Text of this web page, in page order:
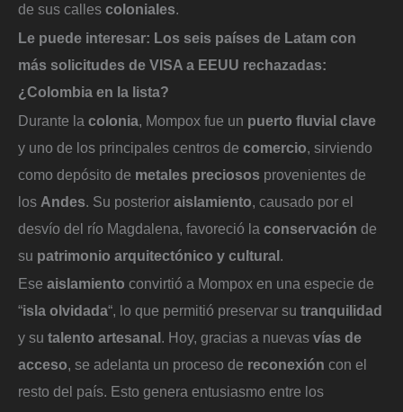
de sus calles coloniales.
Le puede interesar: Los seis países de Latam con
más solicitudes de VISA a EEUU rechazadas:
¿Colombia en la lista?
Durante la colonia, Mompox fue un puerto fluvial clave
y uno de los principales centros de comercio, sirviendo
como depósito de metales preciosos provenientes de
los Andes. Su posterior aislamiento, causado por el
desvío del río Magdalena, favoreció la conservación de
su patrimonio arquitectónico y cultural.
Ese aislamiento convirtió a Mompox en una especie de
“isla olvidada“, lo que permitió preservar su tranquilidad
y su talento artesanal . Hoy, gracias a nuevas vías de
acceso, se adelanta un proceso de reconexión con el
resto del país. Esto genera entusiasmo entre los